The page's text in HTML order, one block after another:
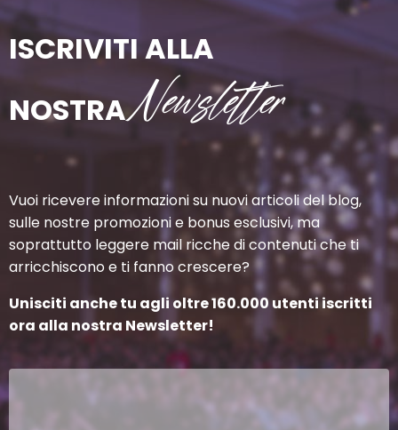
ISCRIVITI ALLA
NOSTRANewsletter
Vuoi ricevere informazioni su nuovi articoli del blog,
sulle nostre promozioni e bonus esclusivi, ma
soprattutto leggere mail ricche di contenuti che ti
arricchiscono e ti fanno crescere?
Unisciti anche tu agli oltre 160.000 utenti iscritti
ora alla nostra Newsletter!